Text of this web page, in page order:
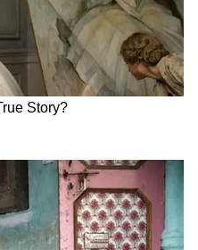
তাদের আগে কোনও
তা কোন প্রক্রিয়ায়
ভলান্টিয়ার
বেতন কীভাবে দেওয়া